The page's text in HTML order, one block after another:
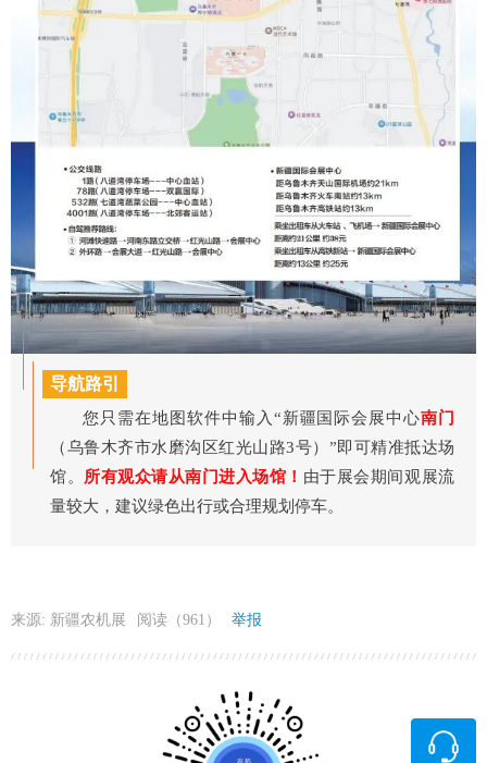
导航路引
您只需在地图软件中输入“新疆国际会展中心南门
（乌鲁木齐市水磨沟区红光山路3号）”即可精准抵达场
馆。 所有观众请从南门进入场馆！ 由于展会期间观展流
量较大，建议绿色出行或合理规划停车。
来源: 新疆农机展 阅读（961） 举报